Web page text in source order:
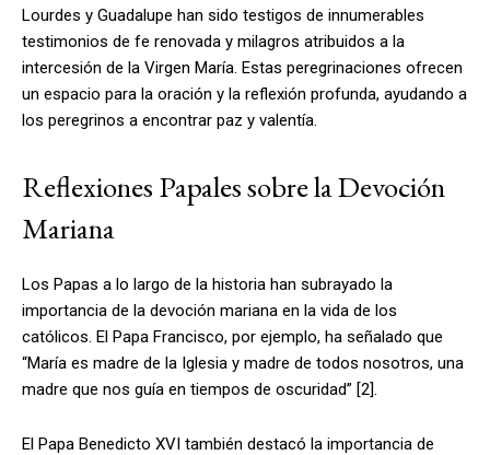
Lourdes y Guadalupe han sido testigos de innumerables
testimonios de fe renovada y milagros atribuidos a la
intercesión de la Virgen María. Estas peregrinaciones ofrecen
un espacio para la oración y la reflexión profunda, ayudando a
los peregrinos a encontrar paz y valentía.
Reflexiones Papales sobre la Devoción
Mariana
Los Papas a lo largo de la historia han subrayado la
importancia de la devoción mariana en la vida de los
católicos. El Papa Francisco, por ejemplo, ha señalado que
“María es madre de la Iglesia y madre de todos nosotros, una
madre que nos guía en tiempos de oscuridad” [2].
El Papa Benedicto XVI también destacó la importancia de